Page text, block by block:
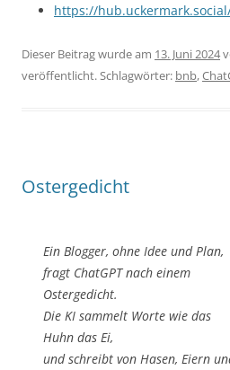
https://
Dieser Beitrag wurde am 13. Juni 2024
veröffentlicht. Schlagwörter: bnb,
Ostergedicht
Ein Blogger, ohne Idee und Plan,
fragt ChatGPT nach einem
Ostergedicht.
Die KI sammelt Worte wie das
Huhn das Ei,
und schreibt von Hasen, Eiern